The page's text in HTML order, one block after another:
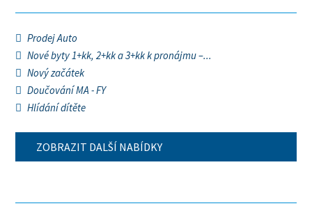
Prodej Auto
Nové byty 1+kk, 2+kk a 3+kk k pronájmu –...
Nový začátek
Doučování MA - FY
Hlídání dítěte
ZOBRAZIT DALŠÍ NABÍDKY